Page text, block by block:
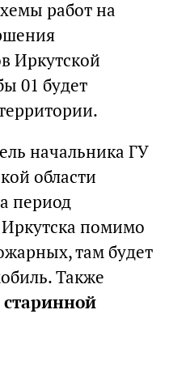
работ на
Иркутской
01 будет
начальника ГУ
области
период
помимо
там будет
Также
старинной